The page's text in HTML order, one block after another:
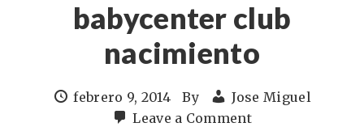
babycenter club
nacimiento
febrero 9, 2014 By
Jose Miguel
Leave a Comment